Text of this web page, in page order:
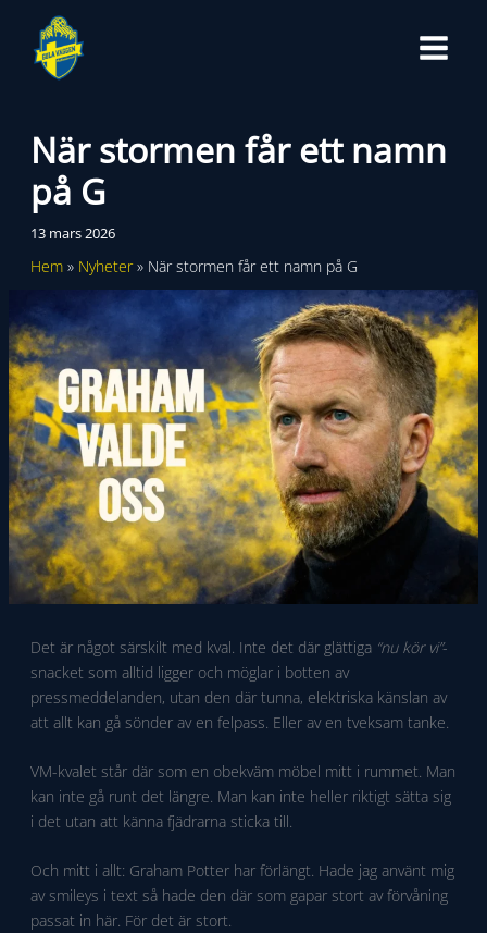
innehåll
När stormen får ett namn
på G
13 mars 2026
Hem Nyheter När stormen får ett namn på G
Det är något särskilt med kval. Inte det där glättiga “nu kör vi”-
snacket som alltid ligger och möglar i botten av
pressmeddelanden, utan den där tunna, elektriska känslan av
att allt kan gå sönder av en felpass. Eller av en tveksam tanke.
VM-kvalet står där som en obekväm möbel mitt i rummet. Man
kan inte gå runt det längre. Man kan inte heller riktigt sätta sig
i det utan att känna fjädrarna sticka till.
Och mitt i allt: Graham Potter har förlängt. Hade jag använt mig
av smileys i text så hade den där som gapar stort av förvåning
passat in här. För det är stort.